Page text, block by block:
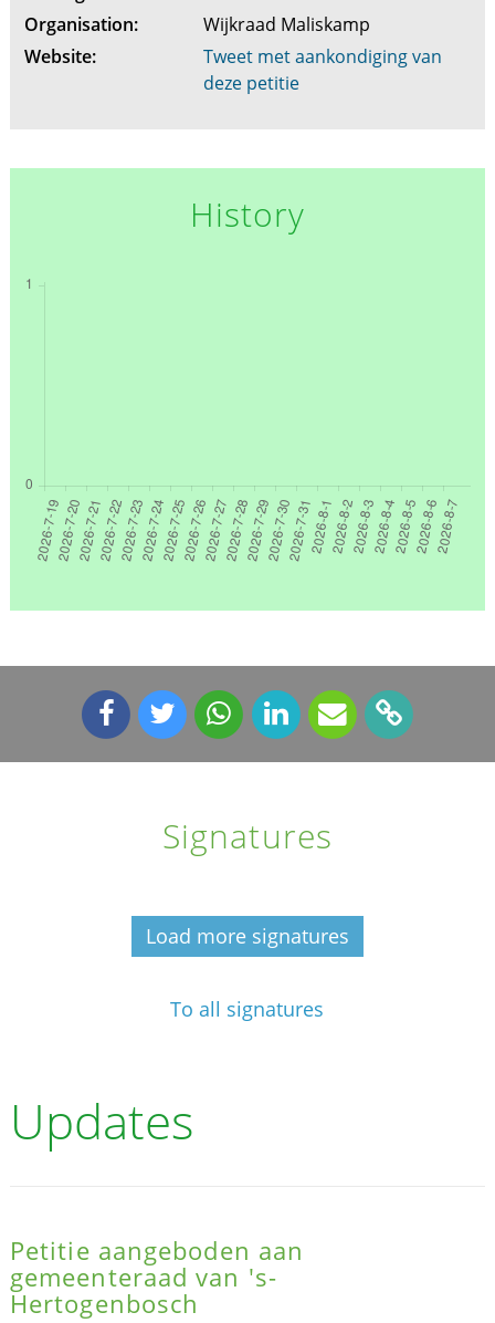
Organisation:
Wijkraad Maliskamp
Website:
Tweet met aankondiging van
deze petitie
History
Signatures
Load more signatures
To all signatures
Updates
Petitie aangeboden aan
gemeenteraad van 's-
Hertogenbosch